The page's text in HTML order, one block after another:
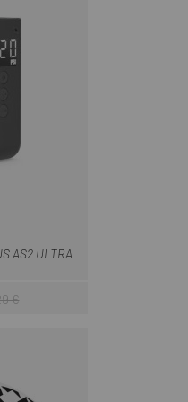
AS2 ULTRA
regular
€